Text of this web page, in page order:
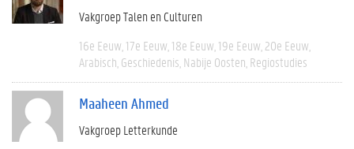
Vakgroep Talen en Culturen
16e Eeuw 17e Eeuw 18e Eeuw 19e Eeuw 20e Eeuw
Arabisch Geschiedenis Nabije Oosten Regiostudies
Maaheen Ahmed
Vakgroep Letterkunde